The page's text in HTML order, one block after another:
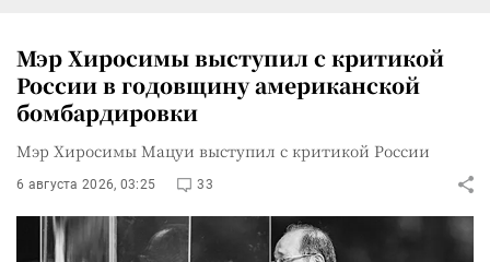
Мэр Хиросимы выступил с критикой
России в годовщину американской
бомбардировки
Мэр Хиросимы Мацуи выступил с критикой России
6 августа 2026, 03:25 33